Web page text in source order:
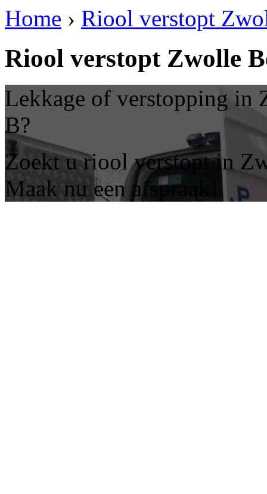
Home › Riool verstopt
Riool verstopt Zwolle
Lekkage of verstopping in
B?
Zoekt u riool verstopt in
Maak nu een afspraak!